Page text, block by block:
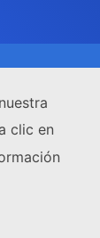
clic en